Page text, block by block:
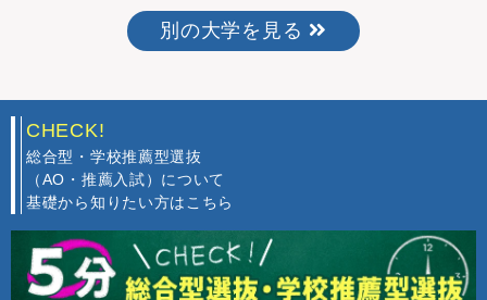
別の大学を見る
CHECK!
総合型・学校推薦型選抜
（AO・推薦入試）について
基礎から知りたい方はこちら